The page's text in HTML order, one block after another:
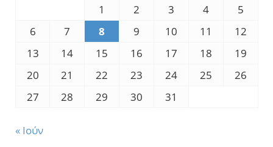
1 2 3 4
5
6
7 8 9 10 11
12
13
14 15 16 17 18
19
20
21 22 23 24 25
26
27
28 29 30 31
« Ιούν